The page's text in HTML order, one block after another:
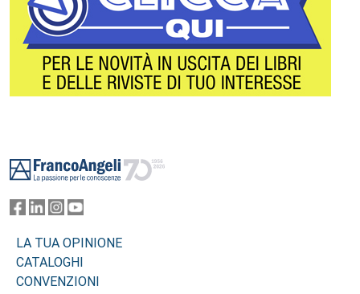
LA TUA OPINIONE
CATALOGHI
CONVENZIONI